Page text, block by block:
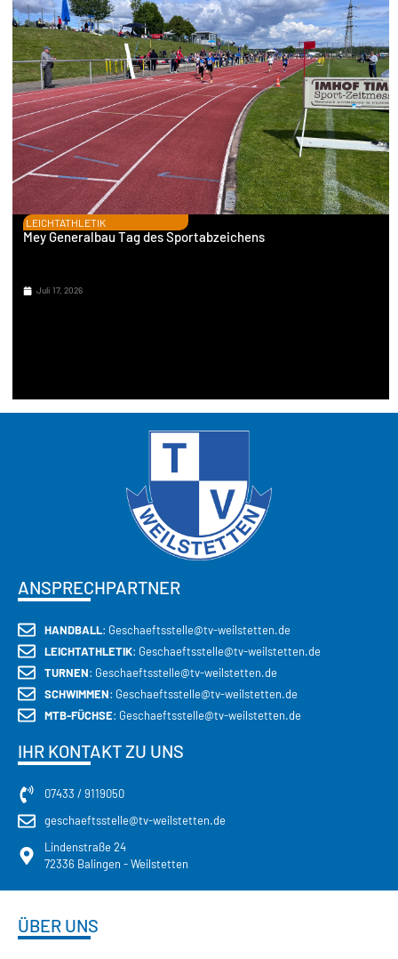
LEICHTATHLETIK
Mey Generalbau Tag des Sportabzeichens
Juli 17, 2026
ANSPRECHPARTNER
HANDBALL: Geschaeftsstelle@tv-weilstetten.de
LEICHTATHLETIK: Geschaeftsstelle@tv-weilstetten.de
TURNEN: Geschaeftsstelle@tv-weilstetten.de
SCHWIMMEN: Geschaeftsstelle@tv-weilstetten.de
MTB-FÜCHSE: Geschaeftsstelle@tv-weilstetten.de
IHR KONTAKT ZU UNS
07433 / 9119050
geschaeftsstelle@tv-weilstetten.de
Lindenstraße 24
72336 Balingen - Weilstetten
ÜBER UNS